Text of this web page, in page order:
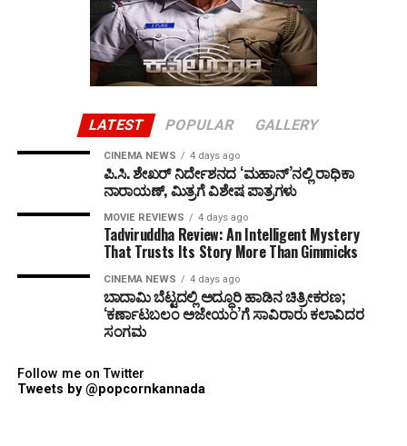
LATEST POPULAR GALLERY
CINEMA NEWS 4 days ago
ಪಿ.ಸಿ. ಶೇಖರ್ ನಿರ್ದೇಶನದ ‘ಮಹಾನ್’ನಲ್ಲಿ ರಾಧಿಕಾ
ನಾರಾಯಣ್, ಮಿತ್ರಗೆ ವಿಶೇಷ ಪಾತ್ರಗಳು
MOVIE REVIEWS 4 days ago
Tadviruddha Review: An Intelligent Mystery
That Trusts Its Story More Than Gimmicks
CINEMA NEWS 4 days ago
ಬಾದಾಮಿ ಬೆಟ್ಟದಲ್ಲಿ ಅದ್ಧೂರಿ ಹಾಡಿನ ಚಿತ್ರೀಕರಣ;
‘ಕರ್ಣಾಟಬಲಂ ಅಜೇಯಂ’ಗೆ ಸಾವಿರಾರು ಕಲಾವಿದರ
ಸಂಗಮ
Follow me on Twitter
Tweets by @popcornkannada